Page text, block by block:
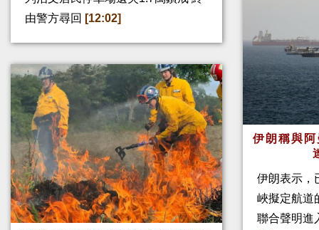
由警方尋回 [12:02]
伊朗稱與
伊朗表示，
峽擬定航道
聯合聲明進